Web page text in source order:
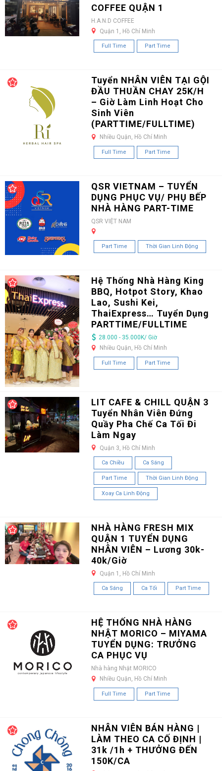
COFFEE QUẬN 1
H.A.N.D COFFEE
Quận 1, Hồ Chí Minh
Full Time Part Time
Tuyển NHÂN VIÊN TẠI GỘI
ĐẦU THUẦN CHAY 25K/H
– Giờ Làm Linh Hoạt Cho
Sinh Viên
(PARTTIME/FULLTIME)
Nhiều Quận, Hồ Chí Minh
Full Time Part Time
QSR VIETNAM – TUYỂN
DỤNG PHỤC VỤ/ PHỤ BẾP
NHÀ HÀNG PART-TIME
QSR VIỆT NAM
Part Time Thời Gian Linh Động
Hệ Thống Nhà Hàng King
BBQ, Hotpot Story, Khao
Lao, Sushi Kei,
ThaiExpress… Tuyển Dụng
PARTTIME/FULLTIME
28.000 - 35.000K/ Giờ
Nhiều Quận, Hồ Chí Minh
Full Time Part Time
LIT CAFE & CHILL QUẬN 3
Tuyển Nhân Viên Đứng
Quầy Pha Chế Ca Tối Đi
Làm Ngay
Quận 3, Hồ Chí Minh
Ca Chiều Ca Sáng
Part Time Thời Gian Linh Động
Xoay Ca Linh Động
NHÀ HÀNG FRESH MIX
QUẬN 1 TUYỂN DỤNG
NHÂN VIÊN – Lương 30k-
40k/Giờ
Quận 1, Hồ Chí Minh
Ca Sáng Ca Tối Part Time
HỆ THỐNG NHÀ HÀNG
NHẬT MORICO – MIYAMA
TUYỂN DỤNG: TRƯỞNG
CA PHỤC VỤ
Nhà hàng Nhật MORICO
Nhiều Quận, Hồ Chí Minh
Full Time Part Time
NHÂN VIÊN BÁN HÀNG |
LÀM THEO CA CỐ ĐỊNH |
31k /1h + THƯỞNG ĐẾN
150K/CA